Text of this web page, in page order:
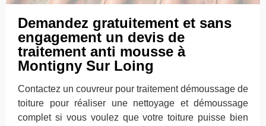
Demandez gratuitement et sans
engagement un devis de
traitement anti mousse à
Montigny Sur Loing
Contactez un couvreur pour traitement démoussage de
toiture pour réaliser une nettoyage et démoussage
complet si vous voulez que votre toiture puisse bien